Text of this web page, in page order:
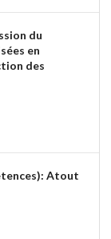
du
en
des
Atout